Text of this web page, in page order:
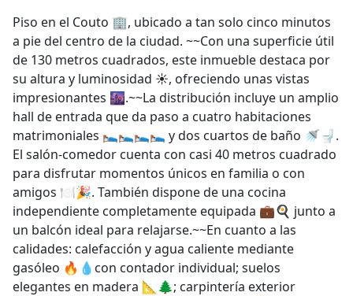
Piso en el Couto 🏢, ubicado a tan solo cinco minutos
a pie del centro de la ciudad. ~~Con una superficie útil
de 130 metros cuadrados, este inmueble destaca por
su altura y luminosidad ☀️, ofreciendo unas vistas
impresionantes 🌆.~~La distribución incluye un amplio
hall de entrada que da paso a cuatro habitaciones
matrimoniales 🛌🛌🛌🛌 y dos cuartos de baño 🚿🚽.
El salón-comedor cuenta con casi 40 metros cuadrado
para disfrutar momentos únicos en familia o con
amigos 🍽️🎉. También dispone de una cocina
independiente completamente equipada 💼🍳 junto a
un balcón ideal para relajarse.~~En cuanto a las
calidades: calefacción y agua caliente mediante
gasóleo 🔥💧con contador individual; suelos
elegantes en madera 📐🌲; carpintería exterior